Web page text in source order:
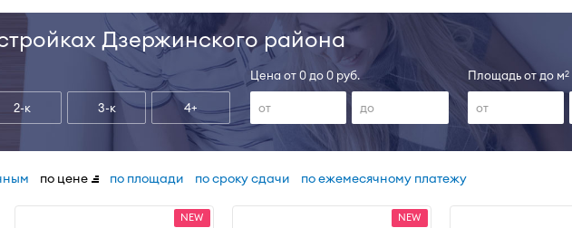
Дзержинского района
2-к 3-к 4+
Цена от 0 до 0 руб. Площадь от до м2
по цене по площади по сроку сдачи по ежемесячному платежу
NEW NEW